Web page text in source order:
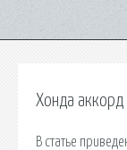
Хонда аккорд
В статье